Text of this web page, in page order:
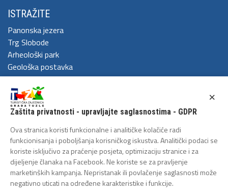
ISTRAŽITE
Panonska jezera
Trg Slobode
Arheološki park
Geološka postavka
DOŽIVITE
Festival Kaleidoskop
Cum Grano Salis
Ljeto u Tuzli
Tuzlanski polumaraton
Tuzlanska biciklijada
ZAŠTITA LIČNIH PODATAKA
Politika privatnosti
Zaštita privatnosti - upravljajte saglasnostima - GDPR
×
Ova stranica koristi funkcionalne i analitičke kolačiće radi
funkcionisanja i poboljšanja korisničkog iskustva. Analitički podaci se
koriste isključivo za praćenje posjeta, optimizaciju stranice i za
dijeljenje članaka na Facebook. Ne koriste se za pravljenje
marketinških kampanja. Nepristanak ili povlačenje saglasnosti može
negativno uticati na određene karakteristike i funkcije.